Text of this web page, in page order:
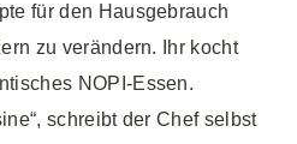
für den Hausgebrauch
zu verändern. Ihr kocht
NOPI-Essen.
schreibt der Chef selbst